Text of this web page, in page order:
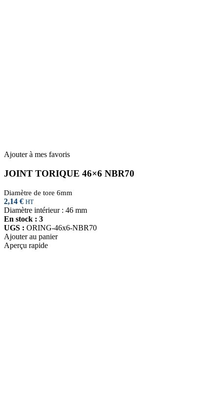
Ajouter à mes favoris
JOINT TORIQUE 46×6 NBR70
Diamètre de tore 6mm
2,14 € HT
Diamètre intérieur : 46 mm
En stock : 3
UGS : ORING-46x6-NBR70
Ajouter au panier
Aperçu rapide